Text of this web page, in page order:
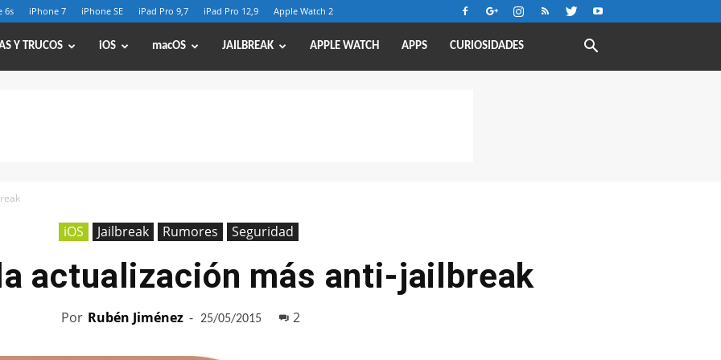
6s iPhone 7 iPhone SE iPad Pro 9,7 iPad Pro 12,9 Apple Watch 2
Y TRUCOS iOS macOS JAILBREAK APPLE WATCH APPS CURIOSIDADES
iOS Jailbreak Rumores Seguridad
actualización más anti-jailbreak
Por Rubén Jiménez - 25/05/2015 2